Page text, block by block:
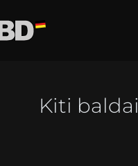
Kiti baldai